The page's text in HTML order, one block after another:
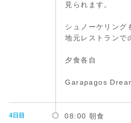
見られます。
シュノーケリング
地元レストランで
夕食各自
Garapagos
4日目 08:00 朝食